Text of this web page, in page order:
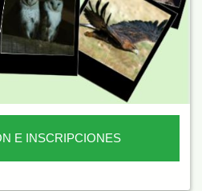
E INSCRIPCIONES